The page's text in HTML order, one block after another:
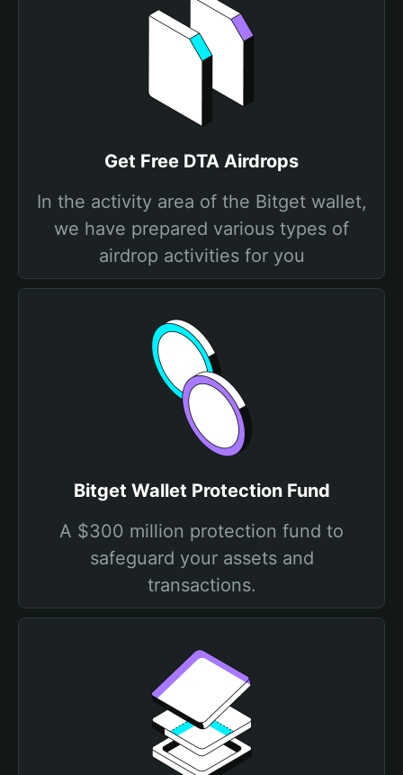
Get Free DTA Airdrops
In the activity area of the Bitget wallet,
we have prepared various types of
airdrop activities for you
Bitget Wallet Protection Fund
A $300 million protection fund to
safeguard your assets and
transactions.